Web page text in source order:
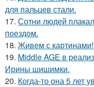
для пальцев стали.
17. Сотни людей
поездом.
18. Живем с картинами!
19. Middle AGE в
Ирины шишимки.
20. Когда-то она 5 лет